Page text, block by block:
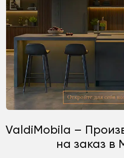
ValdiMobila –
на заказ в